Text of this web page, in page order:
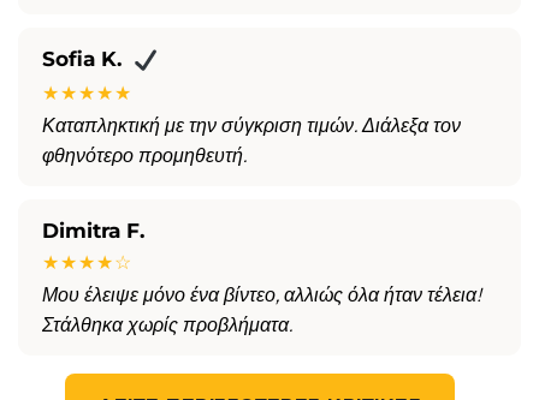
Sofia K.
★★★★★
Καταπληκτική με την σύγκριση τιμών. Διάλεξα τον
φθηνότερο προμηθευτή.
Dimitra F.
★★★★☆
Μου έλειψε μόνο ένα βίντεο, αλλιώς όλα ήταν τέλεια!
Στάλθηκα χωρίς προβλήματα.